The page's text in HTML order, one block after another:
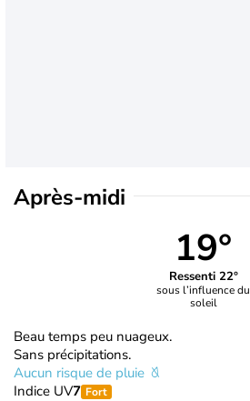
Après-midi
19°
Ressenti 22°
sous l’influence du
soleil
Beau temps peu nuageux.
Sans précipitations.
Aucun risque de pluie
Indice UV7 Fort